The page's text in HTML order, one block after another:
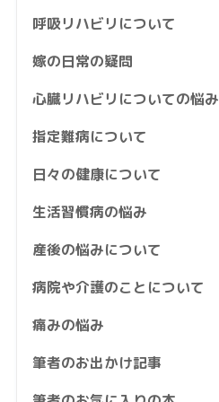
呼吸リハビリについて
嫁の日常の疑問
心臓リハビリについての悩み
指定難病について
日々の健康について
生活習慣病の悩み
産後の悩みについて
病院や介護のことについて
痛みの悩み
筆者のお出かけ記事